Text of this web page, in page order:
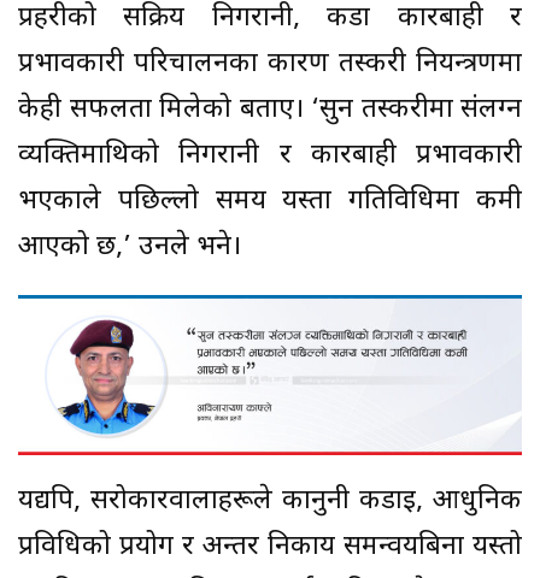
प्रहरीको सक्रिय निगरानी, कडा कारबाही र
प्रभावकारी परिचालनका कारण तस्करी नियन्त्रणमा
केही सफलता मिलेको बताए। ‘सुन तस्करीमा संलग्न
व्यक्तिमाथिको निगरानी र कारबाही प्रभावकारी
भएकाले पछिल्लो समय यस्ता गतिविधिमा कमी
आएको छ,’ उनले भने।
यद्यपि, सरोकारवालाहरूले कानुनी कडाइ, आधुनिक
प्रविधिको प्रयोग र अन्तर निकाय समन्वयबिना यस्तो